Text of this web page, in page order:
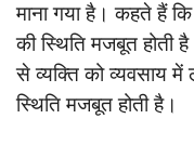
माना गया है। कहते हैं
की स्थिति मजबूत होती
से व्यक्ति को व्यवसाय में
स्थिति मजबूत होती है।